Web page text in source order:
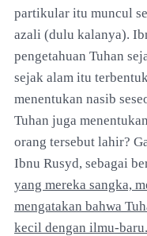
partikular itu muncul
azali (dulu kalanya).
pengetahuan Tuhan
sejak alam itu
menentukan nasib
Tuhan juga
orang tersebut lahir?
Ibnu Rusyd, sebagai
yang mereka sangka,
mengatakan bahwa
kecil dengan ilmu-